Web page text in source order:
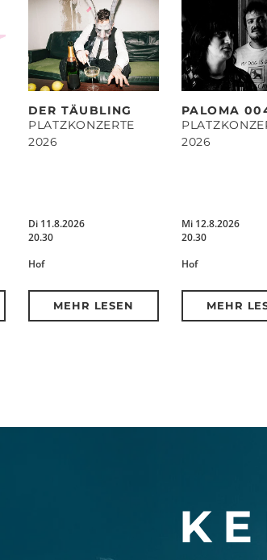
DER TÄUBLING
PLATZKONZERTE
2026
Di 11.8.2026
20.30
Hof
MEHR LESEN
PALOMA
2026
Mi 12.8.2026
20.30
Hof
MEHR